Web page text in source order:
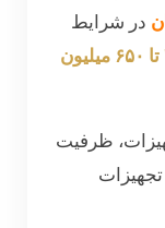
در شرایط
۴۸۰ تا ۶۵۰ میلیون
ظرفیت